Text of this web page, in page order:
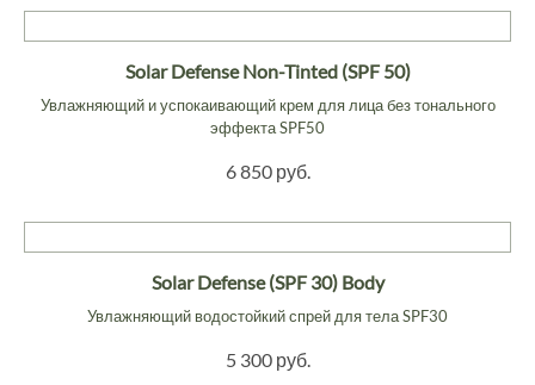
Solar Defense Non-Tinted (SPF 50)
Увлажняющий и успокаивающий крем для лица без тонального
эффекта SPF50
6 850 руб.
Solar Defense (SPF 30) Body
Увлажняющий водостойкий спрей для тела SPF30
5 300 руб.